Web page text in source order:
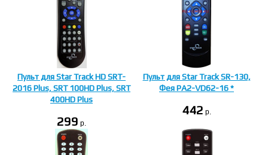
Пульт для Star Track HD SRT-
2016 Plus, SRT 100HD Plus, SRT
400HD Plus
299 p.
Пульт для Star Track SR-130,
Фея PA2-VD62-16 *
442 p.